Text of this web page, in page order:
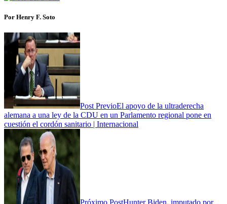
Por Henry F. Soto
Post PrevioEl apoyo de la ultraderecha
alemana a una ley de la CDU en un Parlamento regional pone en
cuestión el cordón sanitario | Internacional
Próximo PostHunter Biden, imputado por